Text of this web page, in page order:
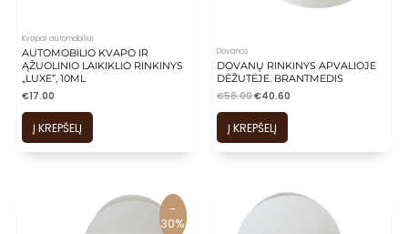
Kvapai automobiliui
AUTOMOBILIO KVAPO IR
ĄŽUOLINIO LAIKIKLIO RINKINYS
„LUXE”, 10ML
€17.00
Į KREPŠELĮ
Dovanos
DOVANŲ RINKINYS APVALIOJE
DĖŽUTĖJE. BRANTMEDIS
€58.00€40.60
Į KREPŠELĮ
-
30%
-
30%